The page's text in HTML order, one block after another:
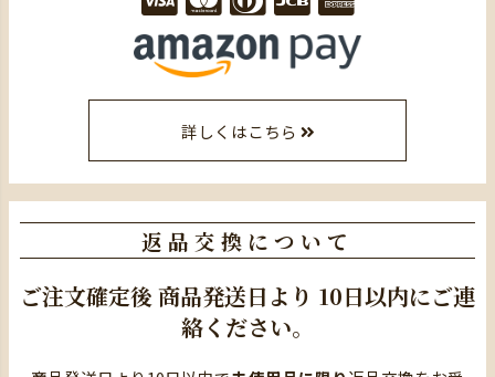
詳しくはこちら
返品交換について
ご注文確定後商品発送日より 10日以内にご連
絡ください。